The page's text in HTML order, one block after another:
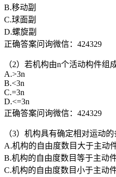
B.移动副
C.球面副
D.螺旋副
正确答案问询微信：424329
（2）若机构由n个活动构件组
A.>3n
B.<3n
C.=3n
D.<=3n
正确答案问询微信：424329
（3）机构具有确定相对运动的
A.机构的自由度数目大于主动
B.机构的自由度数目等于主动
C.机构的自由度数目小于主动